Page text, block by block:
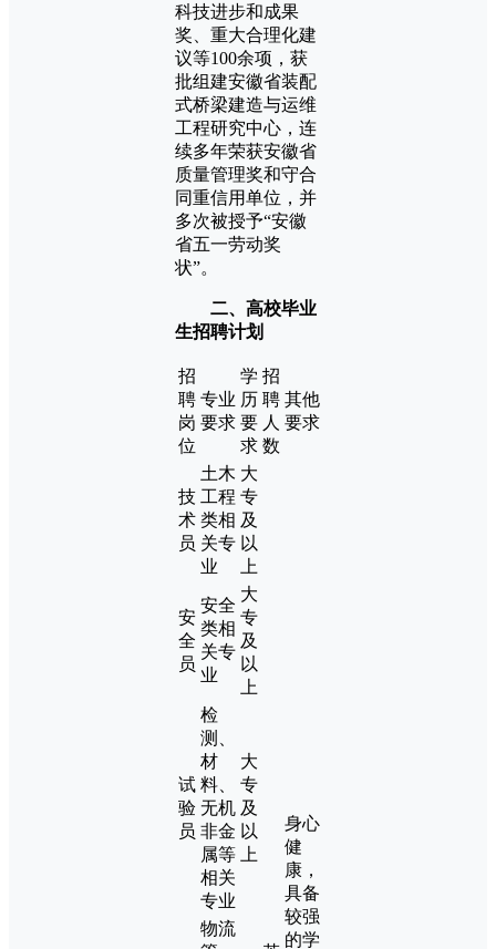
科技进步和成果
奖、重大合理化建
议等100余项，获
批组建安徽省装配
式桥梁建造与运维
工程研究中心，连
续多年荣获安徽省
质量管理奖和守合
同重信用单位，并
多次被授予“安徽
省五一劳动奖
状”。
二、高校毕业
生招聘计划
招
聘
岗
位
专业
要求
学
历
要
求
招
聘
人
数
其他
要求
技
术
员
土木
工程
类相
关专
业
大
专
及
以
上
身心
健
康，
具备
较强
的学
安
全
员
安全
类相
关专
业
大
专
及
以
上
试
验
员
检
测、
材
料、
无机
非金
属等
相关
专业
大
专
及
以
上
物流